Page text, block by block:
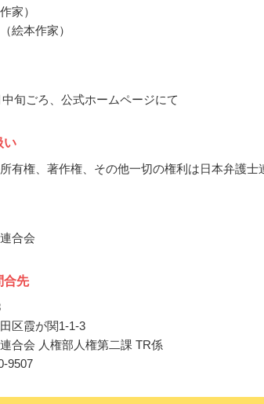
家）
絵本作家）
中旬ごろ、公式ホームページにて
い
有権、著作権、その他一切の権利は日本弁護士
合会
合先
区霞が関1-1-3
合会 人権部人権第二課 TR係
9507